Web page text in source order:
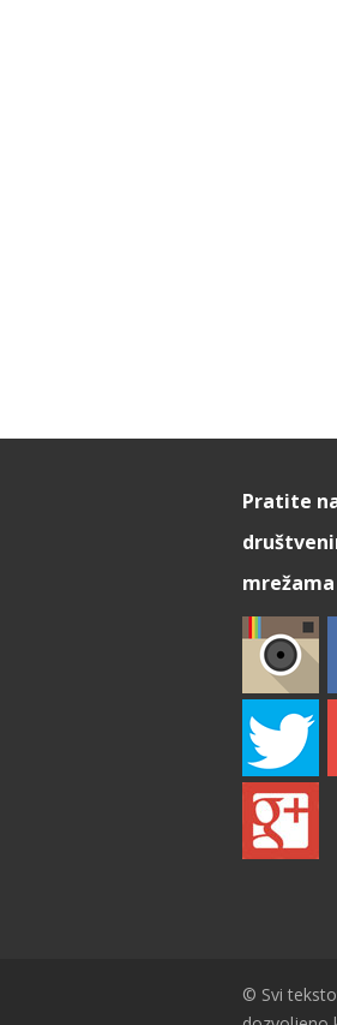
Pratite
mrežama
© Svi